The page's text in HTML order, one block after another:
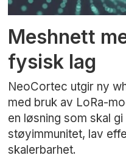
Meshnett
fysisk lag
NeoCortec utgir ny
med bruk av LoRa-
en løsning som skal
støyimmunitet, lav
skalerbarhet.